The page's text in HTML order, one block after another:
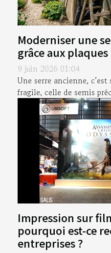
Moderniser une
grâce aux
9 juin 2026 01:04
Une serre ancienne,
fragile, celle de semis
Impression sur
pourquoi est-ce
entreprises ?